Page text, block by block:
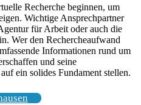
Recherche beginnen, um
Wichtige Ansprechpartner
für Arbeit oder auch die
Wer den Rechercheaufwand
Informationen rund um
und seine
ein solides Fundament stellen.